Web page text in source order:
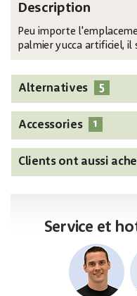
Description
Peu importe
palmier yucca artificiel, il
Alternatives 5
Accessories 1
Clients ont aussi
Service et